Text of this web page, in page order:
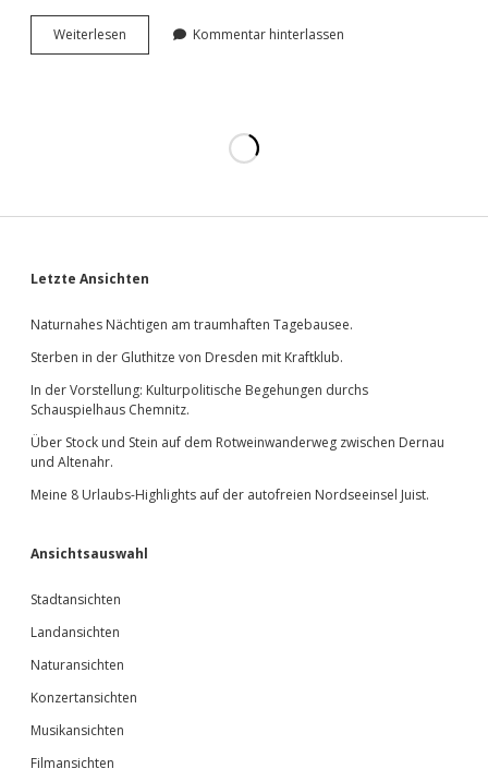
Wei­ter­le­sen
nitz
les
Potential.
Kommentar hinterlassen
Sidebar
Letzte Ansichten
Naturnahes Nächtigen am traumhaften Tagebausee.
Sterben in der Gluthitze von Dresden mit Kraftklub.
In der Vorstellung: Kulturpolitische Begehungen durchs
Schauspielhaus Chemnitz.
Über Stock und Stein auf dem Rotweinwanderweg zwischen Dernau
und Altenahr.
Meine 8 Urlaubs-Highlights auf der autofreien Nordseeinsel Juist.
Ansichtsauswahl
Stadtansichten
Landansichten
Naturansichten
Konzertansichten
Musikansichten
Filmansichten